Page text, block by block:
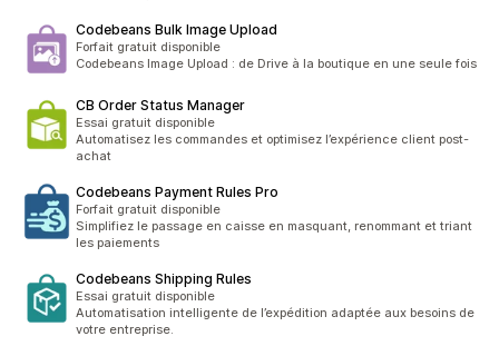
Codebeans Bulk Image Upload
Forfait gratuit disponible
Codebeans Image Upload : de Drive à la boutique en une seule fois
CB Order Status Manager
Essai gratuit disponible
Automatisez les commandes et optimisez l’expérience client post-
achat
Codebeans Payment Rules Pro
Forfait gratuit disponible
Simplifiez le passage en caisse en masquant, renommant et triant
les paiements
Codebeans Shipping Rules
Essai gratuit disponible
Automatisation intelligente de l’expédition adaptée aux besoins de
votre entreprise.